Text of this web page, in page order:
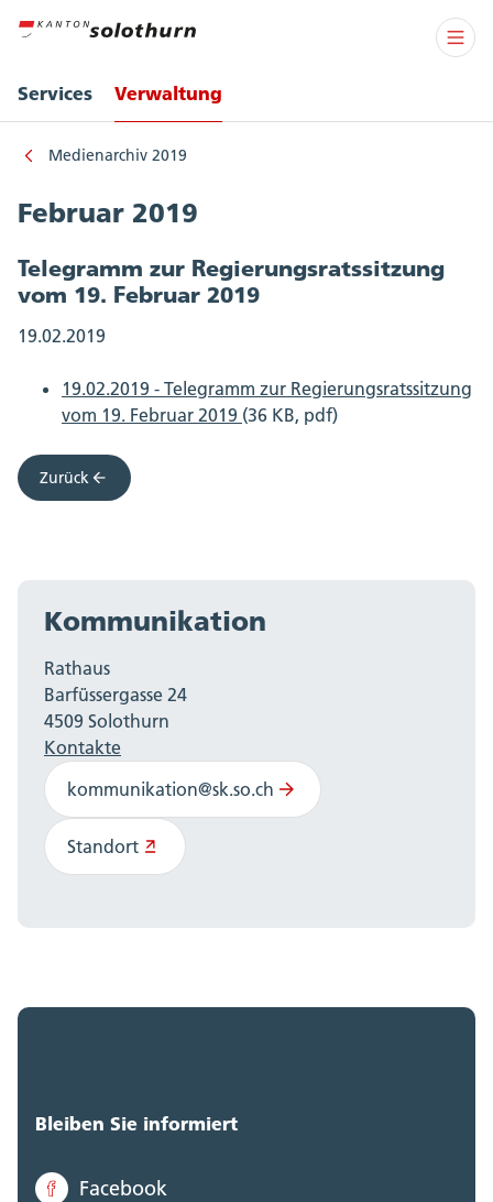
Services Verwaltung
Medienarchiv 2019
Februar 2019
Telegramm zur Regierungsratssitzung
vom 19. Februar 2019
19.02.2019
19.02.2019 - Telegramm zur Regierungsratssitzung
vom 19. Februar 2019 (36 KB, pdf)
Zurück
Kommunikation
Rathaus
Barfüssergasse 24
4509 Solothurn
Kontakte
kommunikation@sk.so.ch
Standort
Bleiben Sie informiert
Facebook